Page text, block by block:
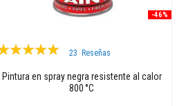
-46%
23 Reseñas
Pintura en spray negra resistente al calor
800 °C